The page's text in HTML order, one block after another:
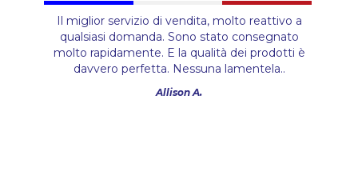
Il miglior servizio di vendita, molto reattivo a
qualsiasi domanda. Sono stato consegnato
molto rapidamente. E la qualità dei prodotti è
davvero perfetta. Nessuna lamentela..
Allison A.